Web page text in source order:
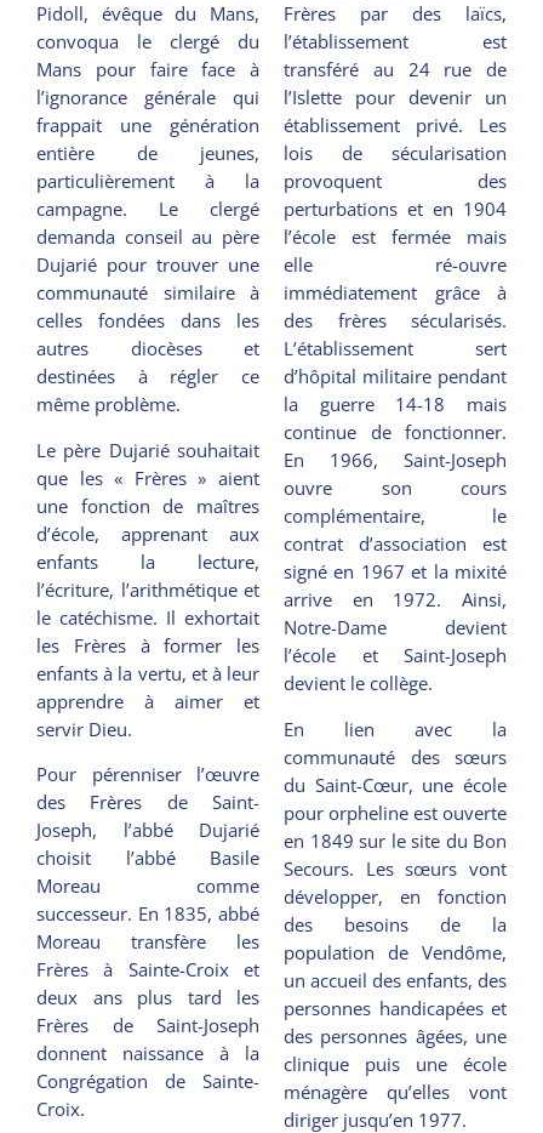
Pidoll, évêque du Mans,
convoqua le clergé du
Mans pour faire face à
l’ignorance générale qui
frappait une génération
entière de jeunes,
particulièrement à la
campagne. Le clergé
demanda conseil au père
Dujarié pour trouver une
communauté similaire à
celles fondées dans les
autres diocèses et
destinées à régler ce
même problème.
Le père Dujarié souhaitait
que les « Frères » aient
une fonction de maîtres
d’école, apprenant aux
enfants la lecture,
l’écriture, l’arithmétique et
le catéchisme. Il exhortait
les Frères à former les
enfants à la vertu, et à leur
apprendre à aimer et
servir Dieu.
Pour pérenniser l’œuvre
des Frères de Saint-
Joseph, l’abbé Dujarié
choisit l’abbé Basile
Moreau comme
successeur. En 1835, abbé
Moreau transfère les
Frères à Sainte-Croix et
deux ans plus tard les
Frères de Saint-Joseph
donnent naissance à la
Congrégation de Sainte-
Croix.
Frères par des laïcs,
l’établissement est
transféré au 24 rue de
l’Islette pour devenir un
établissement privé. Les
lois de sécularisation
provoquent des
perturbations et en 1904
l’école est fermée mais
elle ré-ouvre
immédiatement grâce à
des frères sécularisés.
L’établissement sert
d’hôpital militaire pendant
la guerre 14-18 mais
continue de fonctionner.
En 1966, Saint-Joseph
ouvre son cours
complémentaire, le
contrat d’association est
signé en 1967 et la mixité
arrive en 1972. Ainsi,
Notre-Dame devient
l’école et Saint-Joseph
devient le collège.
En lien avec la
communauté des sœurs
du Saint-Cœur, une école
pour orpheline est ouverte
en 1849 sur le site du Bon
Secours. Les sœurs vont
développer, en fonction
des besoins de la
population de Vendôme,
un accueil des enfants, des
personnes handicapées et
des personnes âgées, une
clinique puis une école
ménagère qu’elles vont
diriger jusqu’en 1977.